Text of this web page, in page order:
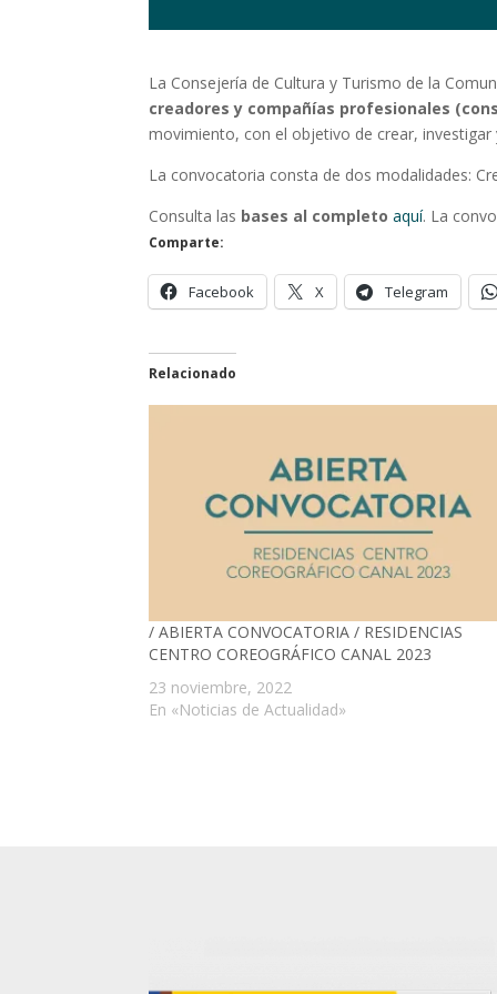
La Consejería de Cultura y Turismo de la
creadores y compañías profesionales
movimiento, con el objetivo de crear,
La convocatoria consta de dos modalidades:
Consulta las bases al completo aquí. La
Comparte:
Facebook X Telegram
Relacionado
/ ABIERTA CONVOCATORIA / RESIDENCIAS
CENTRO COREOGRÁFICO CANAL 2023
23 noviembre, 2022
En «Noticias de Actualidad»